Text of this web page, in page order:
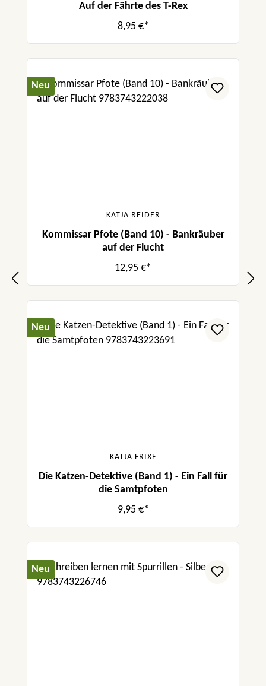
Auf der Fährte des T-Rex
8,95 €*
Neu
KATJA REIDER
Kommissar Pfote (Band 10) - Bankräuber
auf der Flucht
12,95 €*
Neu
KATJA FRIXE
Die Katzen-Detektive (Band 1) - Ein Fall für
die Samtpfoten
9,95 €*
Neu